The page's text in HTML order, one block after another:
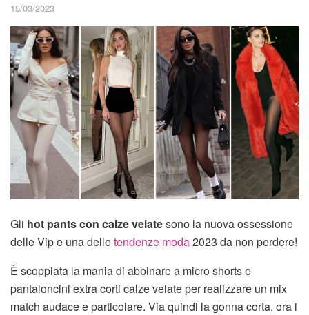
15/03/2023
Gli hot pants con calze velatesono la nuova ossessione
delle Vip e una delletendenze moda2023 da non perdere!
È scoppiata la mania di abbinare a micro shorts e
pantaloncini extra corti calze velate per realizzare un mix
match audace e particolare. Via quindi la gonna corta, ora i